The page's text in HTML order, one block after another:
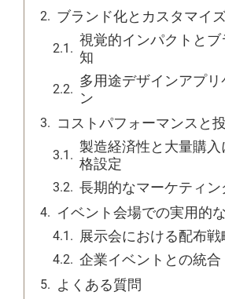
ブランド化とカスタマイ
視覚的インパクトとブ
知
多用途デザインアプリ
ン
コストパフォーマンスと
製造経済性と大量購入
格設定
長期的なマーケティン
イベント会場での実用的
展示会における配布戦
企業イベントとの統合
よくある質問